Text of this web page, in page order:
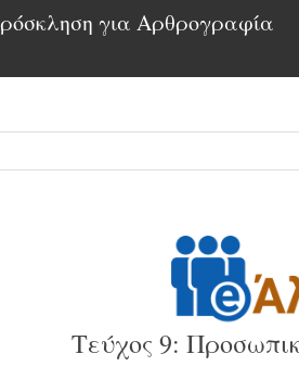
για Αρθρογραφία
Τεύχος 9: